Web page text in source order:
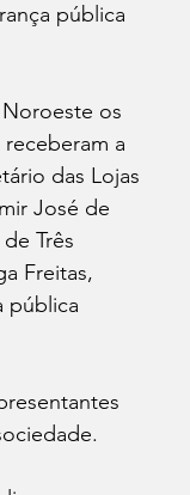
pública
os
a
das Lojas
José de
Três
Freitas,
pública